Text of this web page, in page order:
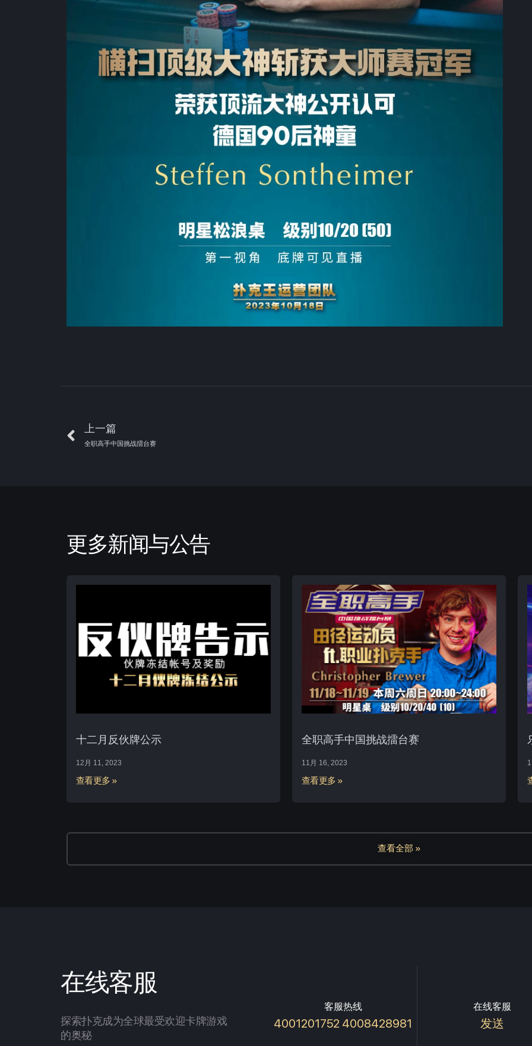
上一篇
全职高手中国挑战擂台赛
更多新闻与公告
十二月反伙牌公示
12月 11, 2023
查看更多 »
全职高手中国挑战擂台赛
11月 16, 2023
查看更多 »
查看全部 »
在线客服
探索扑克成为全球最受欢迎卡牌游戏
的奥秘
客服热线
4001201752 4008428981
在线客服
发送